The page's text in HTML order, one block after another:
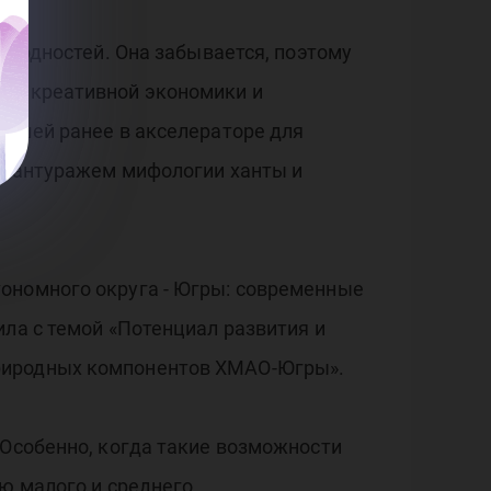
Она забывается, поэтому
креативной экономики и
ранее в акселераторе для
антуражем мифологии ханты и
округа - Югры: современные
с темой «Потенциал развития и
компонентов ХМАО-Югры».
когда такие возможности
малого и среднего